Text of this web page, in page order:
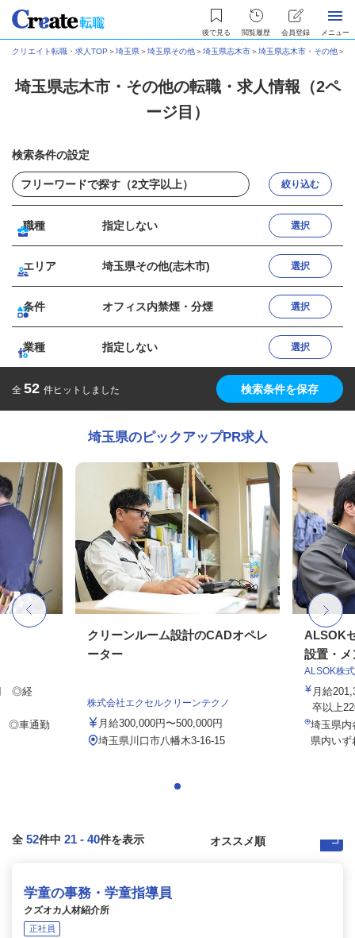
後で見る 閲覧履歴 会員登録 メニュー
クリエイト転職・求人TOP ＞埼玉県＞埼玉県その他＞埼玉県志木市＞埼玉県志木市・その他＞
埼玉県志木市・その他の転職・求人情報（2ペ
ージ目）
検索条件の設定
絞り込む
職種 指定しない 選択
エリア 埼玉県その他(志木市) 選択
条件 オフィス内禁煙・分煙 選択
業種 指定しない 選択
全 52 件ヒットしました 検索条件を保存
埼玉県のピックアップPR求人
◎経
◎車通勤
クリーンルーム設計のCADオペレ
ーター
株式会社エクセルクリーンテクノ
月給300,000円〜500,000円
埼玉県川口市八幡木3-16-15
ALSOK
設置・メ
ALSOK株
月給
卒以上
埼玉県
県内いず
全 52件中 21 - 40件を表示
学童の事務・学童指導員
クズオカ人材紹介所
正社員